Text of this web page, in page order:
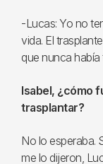
-Lucas: Yo no
vida. El
que nunca había
Isabel, ¿cómo
trasplantar?
No lo esperaba.
me lo dijeron,